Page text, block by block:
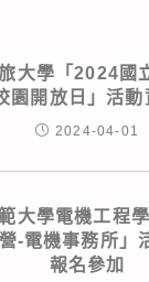
大學「2024國
園開放日」活動
2024-04-01
大學電機工程
-電機事務所」
報名參加